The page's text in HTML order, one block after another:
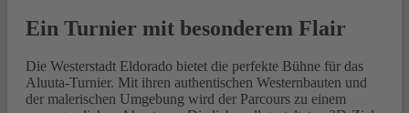
Ein Turnier mit besonderem Flair
Die Westerstadt Eldorado bietet die perfekte Bühne für das
Aluuta-Turnier. Mit ihren authentischen Westernbauten und
der malerischen Umgebung wird der Parcours zu einem